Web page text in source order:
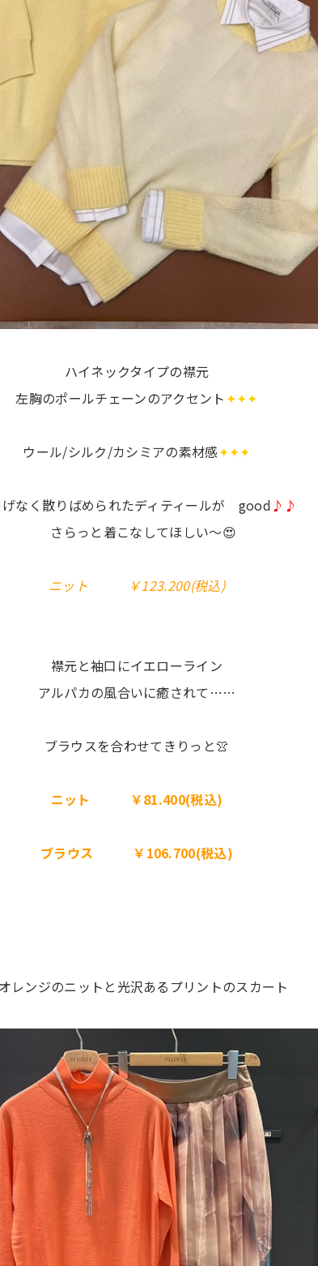
ハイネックタイプの襟元
左胸のポールチェーンのアクセント✦✦✦
ウール/シルク/カシミアの素材感✦✦✦
げなく散りばめられたディティールが good♪♪
さらっと着こなしてほしい～😍
ニット ￥123.200(税込)
襟元と袖口にイエローライン
アルパカの風合いに癒されて……
ブラウスを合わせてきりっと👚
ニット ￥81.400(税込)
ブラウス ￥106.700(税込)
レンジのニットと光沢あるプリントのスカート